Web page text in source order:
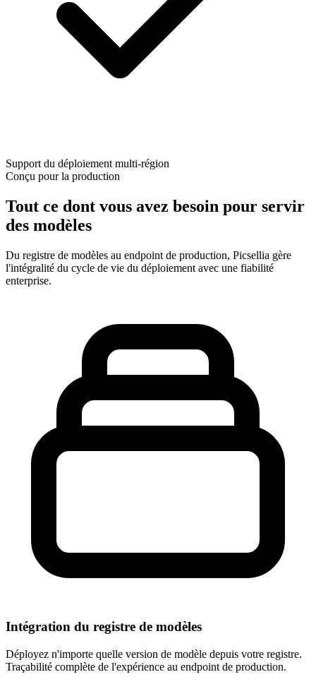
Support du déploiement multi-région
Conçu pour la production
Tout ce dont vous avez besoin pour servir
des modèles
Du registre de modèles au endpoint de production, Picsellia gère
l'intégralité du cycle de vie du déploiement avec une fiabilité
enterprise.
Intégration du registre de modèles
Déployez n'importe quelle version de modèle depuis votre registre.
Traçabilité complète de l'expérience au endpoint de production.